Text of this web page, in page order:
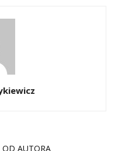
OD AUTORA